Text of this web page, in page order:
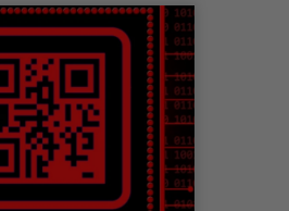
toma el control de
acceso, también
de